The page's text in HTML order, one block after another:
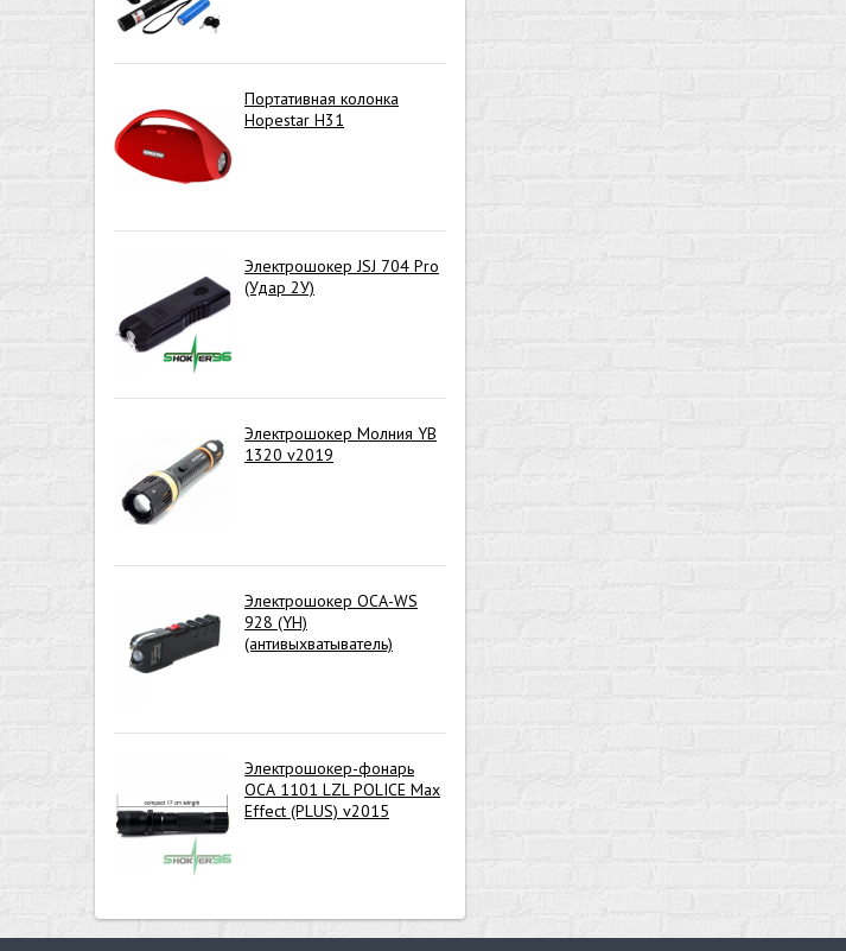
Портативная колонка
Hopestar H31
Электрошокер JSJ 704 Pro
(Удар 2У)
Электрошокер Молния YB
1320 v2019
Электрошокер ОСА-WS
928 (YH)
(антивыхватыватель)
Электрошокер-фонарь
ОСА 1101 LZL POLICE Max
Effect (PLUS) v2015